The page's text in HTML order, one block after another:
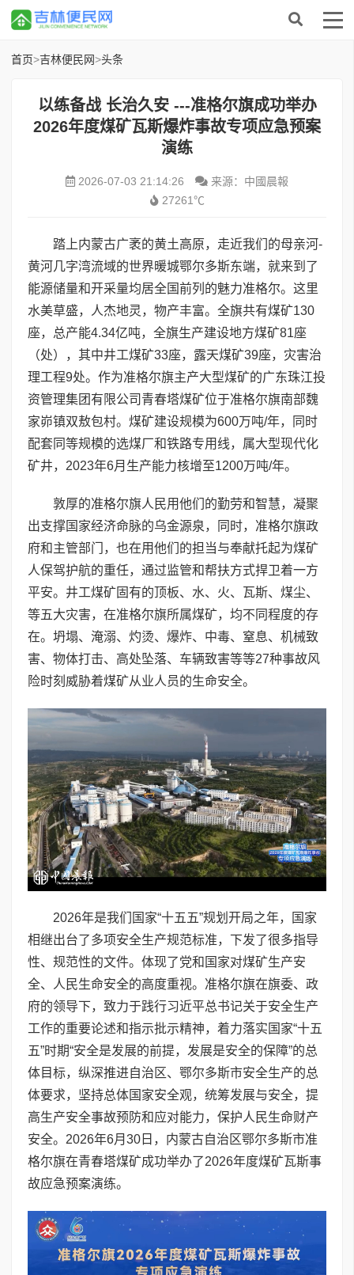
首页>吉林便民网>头条
以练备战 长治久安 ---准格尔旗成功举办
2026年度煤矿瓦斯爆炸事故专项应急预案
演练
2026-07-03 21:14:26
来源：中國晨報
27261℃
踏上内蒙古广袤的黄土高原，走近我们的母亲河-
黄河几字湾流域的世界暖城鄂尔多斯东端，就来到了
能源储量和开采量均居全国前列的魅力准格尔。这里
水美草盛，人杰地灵，物产丰富。全旗共有煤矿130
座，总产能4.34亿吨，全旗生产建设地方煤矿81座
（处），其中井工煤矿33座，露天煤矿39座，灾害治
理工程9处。作为准格尔旗主产大型煤矿的广东珠江投
资管理集团有限公司青春塔煤矿位于准格尔旗南部魏
家峁镇双敖包村。煤矿建设规模为600万吨/年，同时
配套同等规模的选煤厂和铁路专用线，属大型现代化
矿井，2023年6月生产能力核增至1200万吨/年。
敦厚的准格尔旗人民用他们的勤劳和智慧，凝聚
出支撑国家经济命脉的乌金源泉，同时，准格尔旗政
府和主管部门，也在用他们的担当与奉献托起为煤矿
人保驾护航的重任，通过监管和帮扶方式捍卫着一方
平安。井工煤矿固有的顶板、水、火、瓦斯、煤尘、
等五大灾害，在准格尔旗所属煤矿，均不同程度的存
在。坍塌、淹溺、灼烫、爆炸、中毒、窒息、机械致
害、物体打击、高处坠落、车辆致害等等27种事故风
险时刻威胁着煤矿从业人员的生命安全。
2026年是我们国家“十五五”规划开局之年，国家
相继出台了多项安全生产规范标准，下发了很多指导
性、规范性的文件。体现了党和国家对煤矿生产安
全、人民生命安全的高度重视。准格尔旗在旗委、政
府的领导下，致力于践行习近平总书记关于安全生产
工作的重要论述和指示批示精神，着力落实国家“十五
五”时期“安全是发展的前提，发展是安全的保障”的总
体目标，纵深推进自治区、鄂尔多斯市安全生产的总
体要求，坚持总体国家安全观，统筹发展与安全，提
高生产安全事故预防和应对能力，保护人民生命财产
安全。2026年6月30日，内蒙古自治区鄂尔多斯市准
格尔旗在青春塔煤矿成功举办了2026年度煤矿瓦斯事
故应急预案演练。